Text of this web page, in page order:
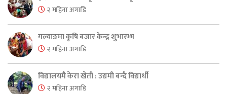
२ महिना अगाडि
गल्याङमा कृषि बजार केन्द्र शुभारम्भ
२ महिना अगाडि
विद्यालयमै केरा खेती : उद्यमी बन्दै विद्यार्थी
२ महिना अगाडि